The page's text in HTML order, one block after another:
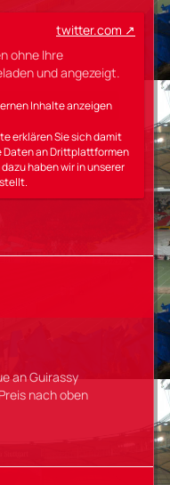
twitter.com
ohne Ihre
und angezeigt.
Inhalte anzeigen
erklären Sie sich damit
Daten an Drittplattformen
haben wir in unserer
an Guirassy
nach oben